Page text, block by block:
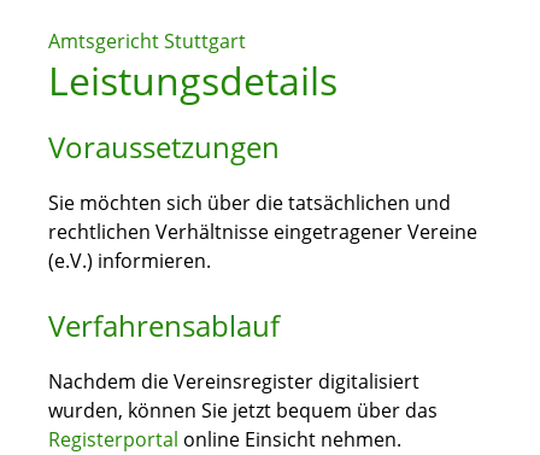
Amtsgericht Stuttgart
Leistungsdetails
Voraussetzungen
Sie möchten sich über die tatsächlichen und
rechtlichen Verhältnisse eingetragener Vereine
(e.V.) informieren.
Verfahrensablauf
Nachdem die Vereinsregister digitalisiert
wurden, können Sie jetzt bequem über das
Registerportal online Einsicht nehmen.